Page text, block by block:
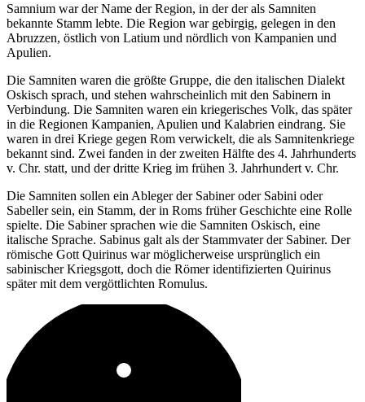
Samnium war der Name der Region, in der der als Samniten
bekannte Stamm lebte. Die Region war gebirgig, gelegen in den
Abruzzen, östlich von Latium und nördlich von Kampanien und
Apulien.
Die Samniten waren die größte Gruppe, die den italischen Dialekt
Oskisch sprach, und stehen wahrscheinlich mit den Sabinern in
Verbindung. Die Samniten waren ein kriegerisches Volk, das später
in die Regionen Kampanien, Apulien und Kalabrien eindrang. Sie
waren in drei Kriege gegen Rom verwickelt, die als Samnitenkriege
bekannt sind. Zwei fanden in der zweiten Hälfte des 4. Jahrhunderts
v. Chr. statt, und der dritte Krieg im frühen 3. Jahrhundert v. Chr.
Die Samniten sollen ein Ableger der Sabiner oder Sabini oder
Sabeller sein, ein Stamm, der in Roms früher Geschichte eine Rolle
spielte. Die Sabiner sprachen wie die Samniten Oskisch, eine
italische Sprache. Sabinus galt als der Stammvater der Sabiner. Der
römische Gott Quirinus war möglicherweise ursprünglich ein
sabinischer Kriegsgott, doch die Römer identifizierten Quirinus
später mit dem vergöttlichten Romulus.